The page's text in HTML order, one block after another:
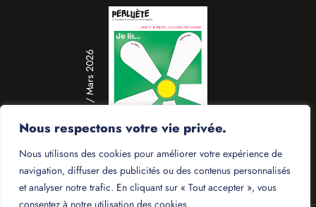
Nous respectons votre vie privée.
Nous utilisons des cookies pour améliorer votre expérience de
navigation, diffuser des publicités ou des contenus personnalisés
et analyser notre trafic. En cliquant sur « Tout accepter », vous
consentez à notre utilisation des cookies.
N°19 / Mars 2026